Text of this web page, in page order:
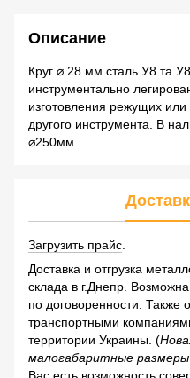
Описание
Круг ⌀ 28 мм сталь У8 та
инструментально
изготовления режущих
другого инструмента. В
⌀250мм.
Загрузить прайс
Доставка и отгрузка
склада в г.Днепр.
по договоренности. Также
транспортными
территории Украины. (
малогабаритные